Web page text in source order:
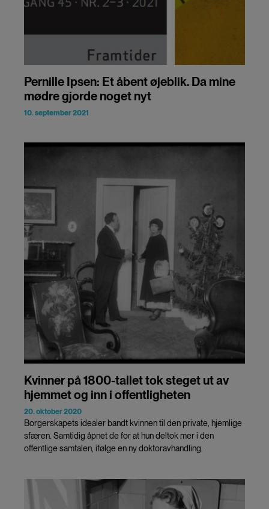
Pernille Ipsen: Et åbent øjeblik. Da mine
mødre gjorde noget nyt
10. september 2021
Kvinner på 1800-tallet tok steget ut av
hjemmet og inn i offentligheten
20. oktober 2020
Borgerskapets idealer bandt kvinnen til den private, hjemlige
sfæren. Samtidig åpnet de for at hun deltok mer i den
offentlige samtalen, ifølge en ny doktoravhandling.